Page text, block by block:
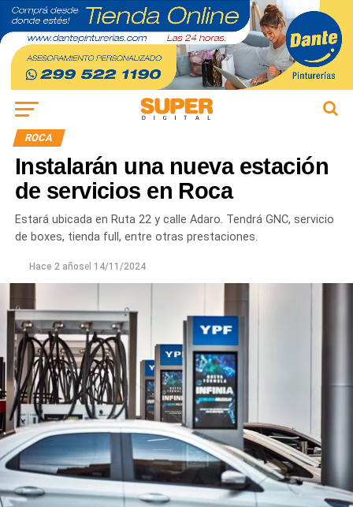
ROCA
Instalarán una nueva estación
de servicios en Roca
Estará ubicada en Ruta 22 y calle Adaro. Tendrá GNC, servicio
de boxes, tienda full, entre otras prestaciones.
Hace 2 añosel 14/11/2024